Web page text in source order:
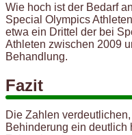
Wie hoch ist der Bedarf
Special Olympics
etwa ein Drittel der bei
Athleten zwischen 2009
Behandlung.
Fazit
Die Zahlen
Behinderung ein deutlich